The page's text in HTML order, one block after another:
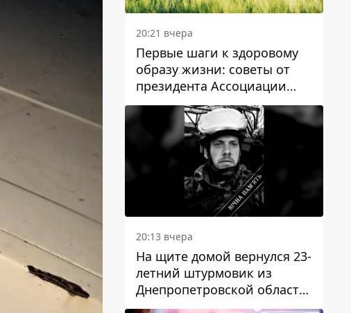
20:21 вчера
Первые шаги к здоровому
образу жизни: советы от
президента Ассоциации
диетологов Украины
20:13 вчера
На щите домой вернулся 23-
летний штурмовик из
Днепропетровской области
Богдан Бескровный